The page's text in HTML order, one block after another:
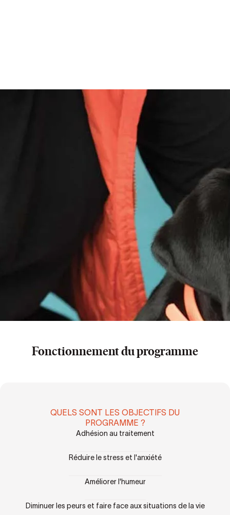
Fonctionnement du programme
QUELS SONT LES OBJECTIFS DU
PROGRAMME ?
Adhésion au traitement
Réduire le stress et l'anxiété
Améliorer l'humeur
Diminuer les peurs et faire face aux situations de la vie